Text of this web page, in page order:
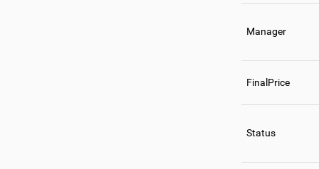
Manager
FinalPrice
Status